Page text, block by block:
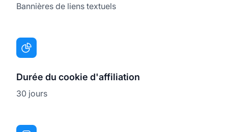
Bannières de liens textuels
Durée du cookie d'affiliation
30 jours